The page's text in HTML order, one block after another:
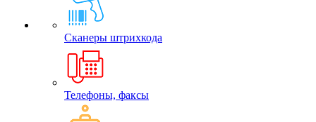
Сканеры штрихкода
Телефоны, факсы